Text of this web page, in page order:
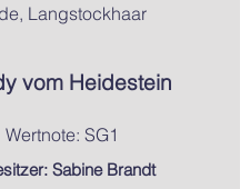
Langstockhaar
vom Heidestein
Wertnote: SG1
Sabine Brandt